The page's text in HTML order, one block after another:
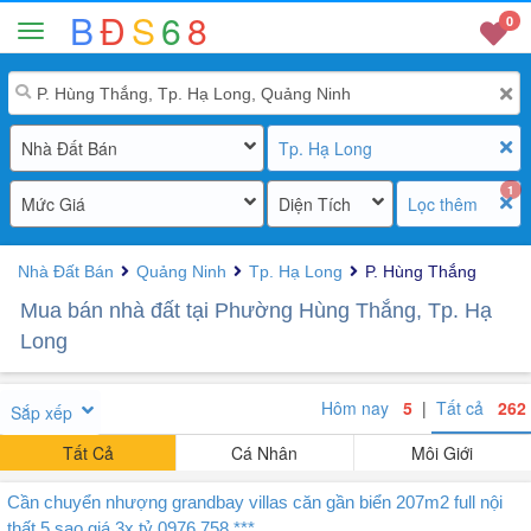
BĐS68 0
Nhà Đất Bán Tp. Hạ Long
Mức Giá Diện Tích
1
Lọc thêm
Nhà Đất Bán Quảng Ninh Tp. Hạ Long P. Hùng Thắng
Mua bán nhà đất tại Phường Hùng Thắng, Tp. Hạ
Long
Sắp xếp Hôm nay 5 | Tất cả 262
Tất Cả
Cá Nhân Môi Giới
Cần chuyển nhượng grandbay villas căn gần biển 207m2 full nội